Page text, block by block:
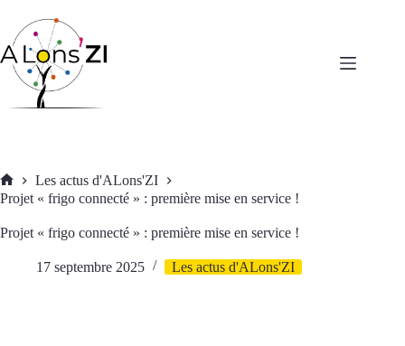
contenu
Accueil
Les actus d'ALons'ZI
Projet « frigo connecté » : première mise en service !
Projet « frigo connecté » : première mise en service !
17 septembre 2025 Les actus d'ALons'ZI